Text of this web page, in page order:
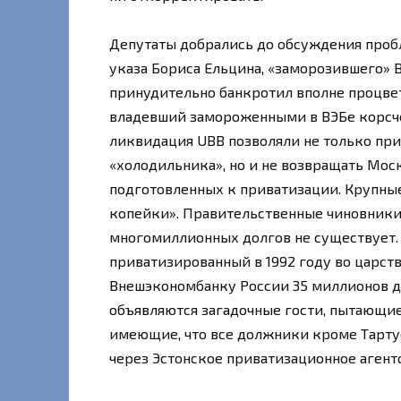
Депутаты добрались до обсуждения
указа Бориса Ельцина,
принудительно банкротил вполне
владевший замороженными в ВЭБе
ликвидация UBB позволяли не только
«холодильника», но и не возвращать
подготовленных к приватизации.
копейки». Правительственные
многомиллионных долгов не
приватизированный в 1992 году во
Внешэкономбанку России 35 миллионов
объявляются загадочные гости,
имеющие, что все должники кроме
через Эстонское приватизационное